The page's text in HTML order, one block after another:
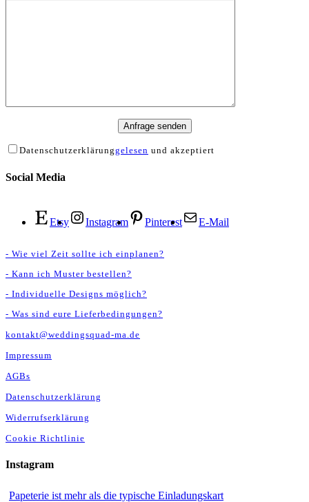
Anfrage senden
Datenschutzerklärunggelesen und akzeptiert
Social Media
Etsy Instagram Pinterest E-Mail
- Wie viel Zeit sollte ich einplanen?
- Kann ich Muster bestellen?
- Individuelle Designs möglich?
- Was sind eure Lieferbedingungen?
kontakt@weddingsquad-ma.de
Impressum
AGBs
Datenschutzerklärung
Widerrufserklärung
Cookie Richtlinie
Instagram
Papeterie ist mehr als die typische Einladungskart